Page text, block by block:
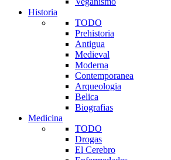
Historia
TODO
Prehistoria
Antigua
Medieval
Moderna
Contemporanea
Arqueologia
Belica
Biografias
Medicina
TODO
Drogas
El Cerebro